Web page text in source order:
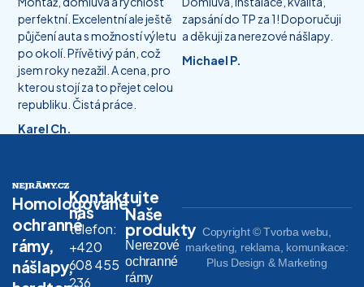
perfektní. Excelentní ale ještě
půjčení auta s možností výletu
po okolí. Přívětivý pán, což
jsem roky nezažil. A cena, pro
kterou stojí za to přejet celou
republiku. Čistá práce.
Karel Ch.
zapsání do TP za 1! Doporučuji
a děkuji za nerezové nášlapy.
Michael P.
Homologované
ochranné
rámy,
nášlapy,
Kontaktujte
nás
telefon:
+420
608 455
236
Naše
produkty
Nerezové
ochranné
rámy
Copyright © Tvorba webu,
marketing, reklama, komunikace:
Plus Design & Marketing